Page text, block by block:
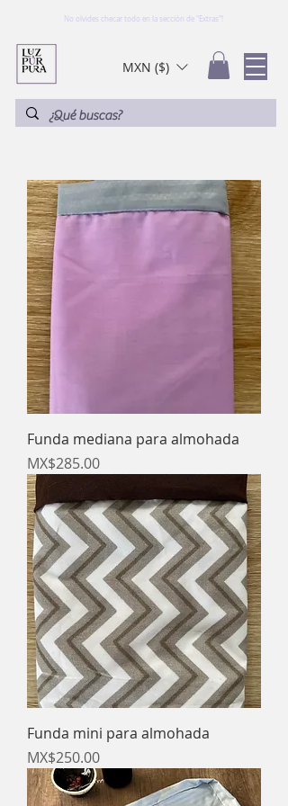
No olvides checar todo en la sección de "Extras"!
MXN ($)
Funda mediana para almohada
Price
MX$285.00
Funda mini para almohada
Price
MX$250.00